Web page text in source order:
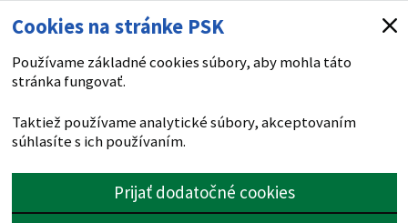
Cookies na stránke PSK
Používame základné cookies súbory, aby mohla táto
stránka fungovať.
Taktiež používame analytické súbory, akceptovaním
súhlasíte s ich používaním.
Prijať dodatočné cookies